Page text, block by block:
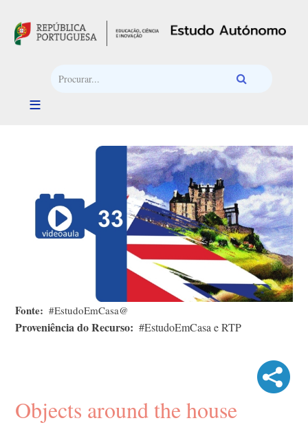
Fonte #EstudoEmCasa@
Proveniência do Recurso #EstudoEmCasa e RTP
Objects around the house